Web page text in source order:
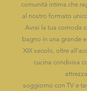
comunità intima che
al nostro formato
Avrai la tua comoda
bagno in una grande
XIX secolo, oltre
cucina condivisa
soggiorno con TV e